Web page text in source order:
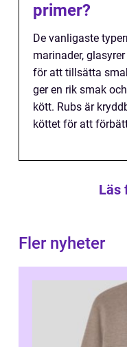
primer?
De vanligaste
marinader,
för att tillsätta
ger en rik smak
kött. Rubs är
köttet för att
Läs
Fler nyheter